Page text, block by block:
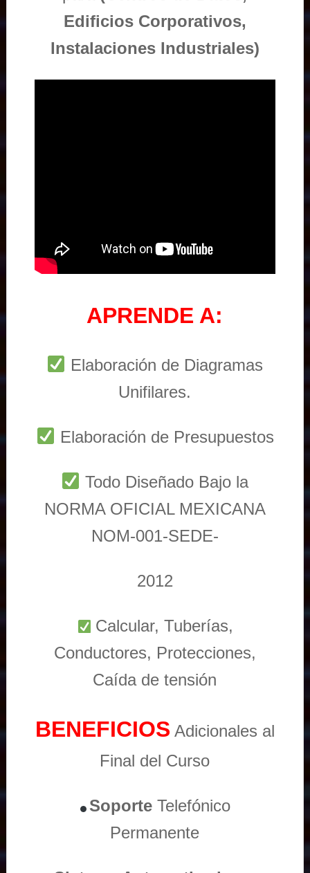
Edificios Corporativos,
Instalaciones Industriales)
APRENDE A:
Elaboración de Diagramas
Unifilares.
Elaboración de Presupuestos
Todo Diseñado Bajo la
NORMA OFICIAL MEXICANA
NOM-001-SEDE-
2012
Calcular, Tuberías,
Conductores, Protecciones,
Caída de tensión
BENEFICIOS Adicionales al
Final del Curso
Soporte Telefónico
Permanente